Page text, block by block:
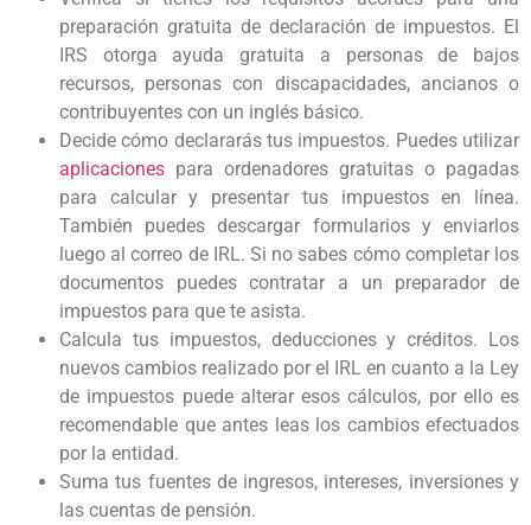
preparación gratuita de declaración de impuestos. El
IRS otorga ayuda gratuita a personas de bajos
recursos, personas con discapacidades, ancianos o
contribuyentes con un inglés básico.
Decide cómo declararás tus impuestos. Puedes utilizar
aplicaciones para ordenadores gratuitas o pagadas
para calcular y presentar tus impuestos en línea.
También puedes descargar formularios y enviarlos
luego al correo de IRL. Si no sabes cómo completar los
documentos puedes contratar a un preparador de
impuestos para que te asista.
Calcula tus impuestos, deducciones y créditos. Los
nuevos cambios realizado por el IRL en cuanto a la Ley
de impuestos puede alterar esos cálculos, por ello es
recomendable que antes leas los cambios efectuados
por la entidad.
Suma tus fuentes de ingresos, intereses, inversiones y
las cuentas de pensión.